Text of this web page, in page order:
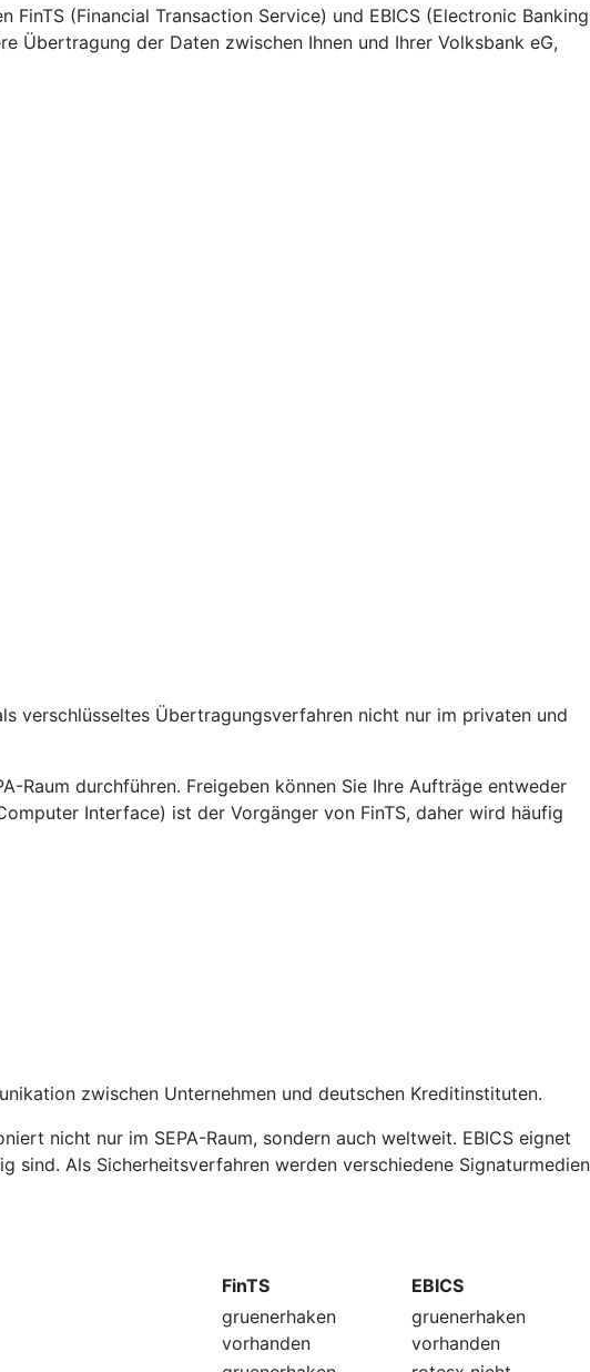
(Financial Transaction Service) und EBICS (Electronic Banking
Übertragung der Daten zwischen Ihnen und Ihrer Volksbank eG,
verschlüsseltes Übertragungsverfahren nicht nur im privaten und
Raum durchführen. Freigeben können Sie Ihre Aufträge entweder
Interface) ist der Vorgänger von FinTS, daher wird häufig
zwischen Unternehmen und deutschen Kreditinstituten.
nicht nur im SEPA-Raum, sondern auch weltweit. EBICS eignet
Als Sicherheitsverfahren werden verschiedene Signaturmedien
FinTS
EBICS
gruenerhaken
vorhanden
gruenerhaken
vorhanden